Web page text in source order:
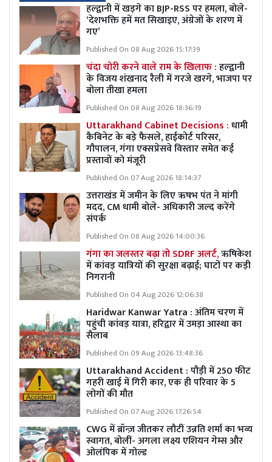
हल्द्वानी में खड़गे का BJP-RSS पर हमला, बोले-
‘देशभक्ति हमें मत सिखाइए, अंग्रेजों के शरण में
गए’
Published On 08 Aug 2026 15:17:39
चंदा चोरी करने वाले राम के खिलाफ :हल्द्वानी
के विजय शंखनाद रैली में गरजे खरगे, भाजपा पर
बोला तीखा हमला
Published On 08 Aug 2026 18:36:19
Uttarakhand Cabinet Decisions :धामी
कैबिनेट के बड़े फैसले, हाईकोर्ट परिसर,
गौपालन, गंगा एक्सप्रेसवे विस्तार समेत कई
प्रस्तावों को मंजूरी
Published On 07 Aug 2026 18:14:37
उत्तराखंड में जमीन के लिए ऋषभ पंत ने मांगी
मदद, CM धामी बोले- अधिकारी जल्द करेंगे
संपर्क
Published On 08 Aug 2026 14:00:36
गंगा का जलस्तर बढ़ा तो SDRF अलर्ट,ऋषिकेश
में कांवड़ यात्रियों की सुरक्षा बढ़ाई; घाटों पर कड़ी
निगरानी
Published On 04 Aug 2026 12:06:38
Haridwar Kanwar Yatra : अंतिम चरण में
पहुंची कांवड़ यात्रा, हरिद्वार में उमड़ा आस्था का
सैलाब
Published On 09 Aug 2026 13:48:36
Uttarakhand Accident : पौड़ी में 250 फीट
गहरी खाई में गिरी कार, एक ही परिवार के 5
लोगों की मौत
Published On 07 Aug 2026 17:26:54
CWG में ब्रॉन्ज़ जीतकर लौटीं उन्नति शर्मा का भव्य
स्वागत, बोलीं- अगला लक्ष्य एशियन गेम्स और
ओलंपिक में गोल्ड